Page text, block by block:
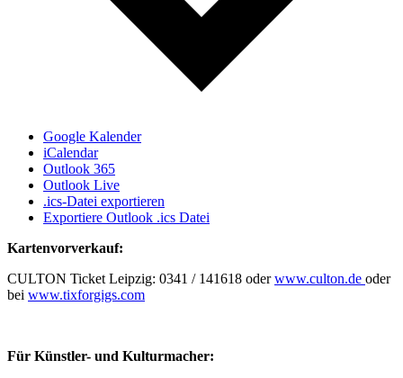
Google Kalender
iCalendar
Outlook 365
Outlook Live
.ics-Datei exportieren
Exportiere Outlook .ics Datei
Kartenvorverkauf:
CULTON Ticket Leipzig: 0341 / 141618 oderwww.culton.de oder
bei www.tixforgigs.com
Für Künstler- und Kulturmacher: